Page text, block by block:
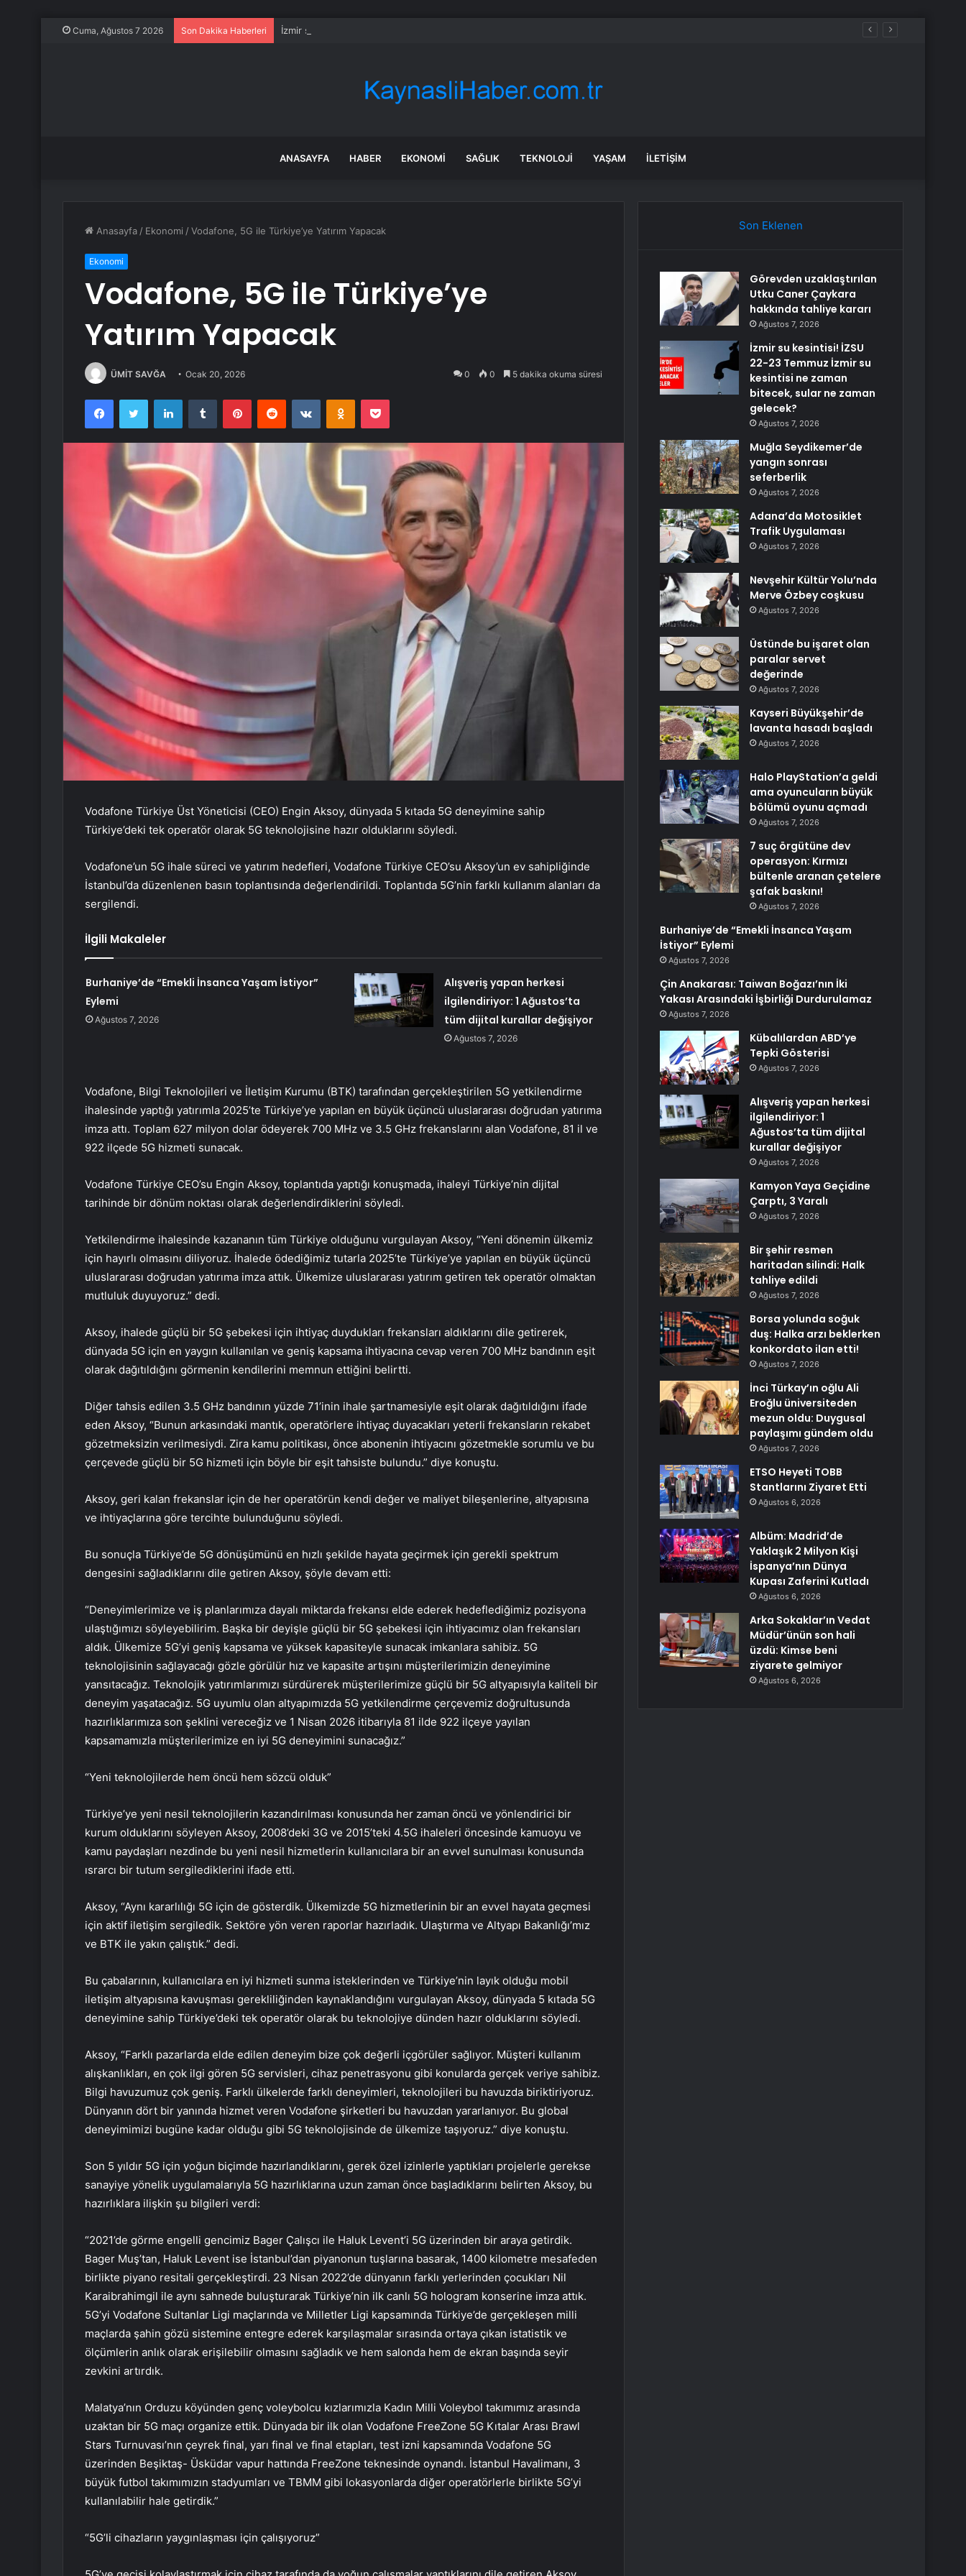
Cuma, Ağustos 7 2026 Son Dakika Haberleri İzmir su kesintisi! İZSU 22-23 Temmuz İzmir su kesintisi ne zaman bitecek, sular ne zaman gelecek?
ANASAYFA HABER EKONOMI SAĞLIK TEKNOLOJI YAŞAM İLETIŞIM
Anasayfa / Ekonomi /Vodafone, 5G ile Türkiye’ye Yatırım Yapacak
Ekonomi
Vodafone, 5G ile Türkiye’ye
Yatırım Yapacak
ÜMİT SAVĞA Ocak 20, 2026 0 0 5 dakika okuma süresi
FacebookTwitter LinkedInTumblr PinterestReddit VKontakteOdnoklassniki
Pocket
Vodafone Türkiye Üst Yöneticisi (CEO) Engin Aksoy, dünyada 5 kıtada 5G deneyimine sahip
Türkiye’deki tek operatör olarak 5G teknolojisine hazır olduklarını söyledi.
Vodafone’un 5G ihale süreci ve yatırım hedefleri, Vodafone Türkiye CEO’su Aksoy’un ev sahipliğinde
İstanbul’da düzenlenen basın toplantısında değerlendirildi. Toplantıda 5G’nin farklı kullanım alanları da
sergilendi.
İlgili Makaleler
Burhaniye’de “Emekli İnsanca Yaşam İstiyor”
Eylemi
Ağustos 7, 2026
Alışveriş yapan herkesi
ilgilendiriyor: 1 Ağustos’ta
tüm dijital kurallar değişiyor
Ağustos 7, 2026
Vodafone, Bilgi Teknolojileri ve İletişim Kurumu (BTK) tarafından gerçekleştirilen 5G yetkilendirme
ihalesinde yaptığı yatırımla 2025’te Türkiye’ye yapılan en büyük üçüncü uluslararası doğrudan yatırıma
imza attı. Toplam 627 milyon dolar ödeyerek 700 MHz ve 3.5 GHz frekanslarını alan Vodafone, 81 il ve
922 ilçede 5G hizmeti sunacak.
Vodafone Türkiye CEO’su Engin Aksoy, toplantıda yaptığı konuşmada, ihaleyi Türkiye’nin dijital
tarihinde bir dönüm noktası olarak değerlendirdiklerini söyledi.
Yetkilendirme ihalesinde kazananın tüm Türkiye olduğunu vurgulayan Aksoy, “Yeni dönemin ülkemiz
için hayırlı olmasını diliyoruz. İhalede ödediğimiz tutarla 2025’te Türkiye’ye yapılan en büyük üçüncü
uluslararası doğrudan yatırıma imza attık. Ülkemize uluslararası yatırım getiren tek operatör olmaktan
mutluluk duyuyoruz.” dedi.
Aksoy, ihalede güçlü bir 5G şebekesi için ihtiyaç duydukları frekansları aldıklarını dile getirerek,
dünyada 5G için en yaygın kullanılan ve geniş kapsama ihtiyacına cevap veren 700 MHz bandının eşit
olarak dağıtıldığını görmenin kendilerini memnun ettiğini belirtti.
Diğer tahsis edilen 3.5 GHz bandının yüzde 71’inin ihale şartnamesiyle eşit olarak dağıtıldığını ifade
eden Aksoy, “Bunun arkasındaki mantık, operatörlere ihtiyaç duyacakları yeterli frekansların rekabet
gözetmeksizin verilmesiydi. Zira kamu politikası, önce abonenin ihtiyacını gözetmekle sorumlu ve bu
çerçevede güçlü bir 5G hizmeti için böyle bir eşit tahsiste bulundu.” diye konuştu.
Aksoy, geri kalan frekanslar için de her operatörün kendi değer ve maliyet bileşenlerine, altyapısına
ve ihtiyaçlarına göre tercihte bulunduğunu söyledi.
Bu sonuçla Türkiye’de 5G dönüşümünü en hızlı şekilde hayata geçirmek için gerekli spektrum
dengesini sağladıklarını dile getiren Aksoy, şöyle devam etti:
“Deneyimlerimize ve iş planlarımıza dayalı miktarda frekansı elde ederek hedeflediğimiz pozisyona
ulaştığımızı söyleyebilirim. Başka bir deyişle güçlü bir 5G şebekesi için ihtiyacımız olan frekansları
aldık. Ülkemize 5G’yi geniş kapsama ve yüksek kapasiteyle sunacak imkanlara sahibiz. 5G
teknolojisinin sağlayacağı gözle görülür hız ve kapasite artışını müşterilerimizin deneyimine
yansıtacağız. Teknolojik yatırımlarımızı sürdürerek müşterilerimize güçlü bir 5G altyapısıyla kaliteli bir
deneyim yaşatacağız. 5G uyumlu olan altyapımızda 5G yetkilendirme çerçevemiz doğrultusunda
hazırlıklarımıza son şeklini vereceğiz ve 1 Nisan 2026 itibarıyla 81 ilde 922 ilçeye yayılan
kapsamamızla müşterilerimize en iyi 5G deneyimini sunacağız.”
“Yeni teknolojilerde hem öncü hem sözcü olduk”
Türkiye’ye yeni nesil teknolojilerin kazandırılması konusunda her zaman öncü ve yönlendirici bir
kurum olduklarını söyleyen Aksoy, 2008’deki 3G ve 2015’teki 4.5G ihaleleri öncesinde kamuoyu ve
kamu paydaşları nezdinde bu yeni nesil hizmetlerin kullanıcılara bir an evvel sunulması konusunda
ısrarcı bir tutum sergilediklerini ifade etti.
Aksoy, “Aynı kararlılığı 5G için de gösterdik. Ülkemizde 5G hizmetlerinin bir an evvel hayata geçmesi
için aktif iletişim sergiledik. Sektöre yön veren raporlar hazırladık. Ulaştırma ve Altyapı Bakanlığı’mız
ve BTK ile yakın çalıştık.” dedi.
Bu çabalarının, kullanıcılara en iyi hizmeti sunma isteklerinden ve Türkiye’nin layık olduğu mobil
iletişim altyapısına kavuşması gerekliliğinden kaynaklandığını vurgulayan Aksoy, dünyada 5 kıtada 5G
deneyimine sahip Türkiye’deki tek operatör olarak bu teknolojiye dünden hazır olduklarını söyledi.
Aksoy, “Farklı pazarlarda elde edilen deneyim bize çok değerli içgörüler sağlıyor. Müşteri kullanım
alışkanlıkları, en çok ilgi gören 5G servisleri, cihaz penetrasyonu gibi konularda gerçek veriye sahibiz.
Bilgi havuzumuz çok geniş. Farklı ülkelerde farklı deneyimleri, teknolojileri bu havuzda biriktiriyoruz.
Dünyanın dört bir yanında hizmet veren Vodafone şirketleri bu havuzdan yararlanıyor. Bu global
deneyimimizi bugüne kadar olduğu gibi 5G teknolojisinde de ülkemize taşıyoruz.” diye konuştu.
Son 5 yıldır 5G için yoğun biçimde hazırlandıklarını, gerek özel izinlerle yaptıkları projelerle gerekse
sanayiye yönelik uygulamalarıyla 5G hazırlıklarına uzun zaman önce başladıklarını belirten Aksoy, bu
hazırlıklara ilişkin şu bilgileri verdi:
“2021’de görme engelli gencimiz Bager Çalışcı ile Haluk Levent’i 5G üzerinden bir araya getirdik.
Bager Muş’tan, Haluk Levent ise İstanbul’dan piyanonun tuşlarına basarak, 1400 kilometre mesafeden
birlikte piyano resitali gerçekleştirdi. 23 Nisan 2022’de dünyanın farklı yerlerinden çocukları Nil
Karaibrahimgil ile aynı sahnede buluşturarak Türkiye’nin ilk canlı 5G hologram konserine imza attık.
5G’yi Vodafone Sultanlar Ligi maçlarında ve Milletler Ligi kapsamında Türkiye’de gerçekleşen milli
maçlarda şahin gözü sistemine entegre ederek karşılaşmalar sırasında ortaya çıkan istatistik ve
ölçümlerin anlık olarak erişilebilir olmasını sağladık ve hem salonda hem de ekran başında seyir
zevkini artırdık.
Malatya’nın Orduzu köyünden genç voleybolcu kızlarımızla Kadın Milli Voleybol takımımız arasında
uzaktan bir 5G maçı organize ettik. Dünyada bir ilk olan Vodafone FreeZone 5G Kıtalar Arası Brawl
Stars Turnuvası’nın çeyrek final, yarı final ve final etapları, test izni kapsamında Vodafone 5G
üzerinden Beşiktaş- Üsküdar vapur hattında FreeZone teknesinde oynandı. İstanbul Havalimanı, 3
büyük futbol takımımızın stadyumları ve TBMM gibi lokasyonlarda diğer operatörlerle birlikte 5G’yi
kullanılabilir hale getirdik.”
“5G’li cihazların yaygınlaşması için çalışıyoruz”
Son Eklenen
Görevden uzaklaştırılan
Utku Caner Çaykara
hakkında tahliye kararı
Ağustos 7, 2026
İzmir su kesintisi! İZSU
22-23 Temmuz İzmir su
kesintisi ne zaman
bitecek, sular ne zaman
gelecek?
Ağustos 7, 2026
Muğla Seydikemer’de
yangın sonrası
seferberlik
Ağustos 7, 2026
Adana’da Motosiklet
Trafik Uygulaması
Ağustos 7, 2026
Nevşehir Kültür Yolu’nda
Merve Özbey coşkusu
Ağustos 7, 2026
Üstünde bu işaret olan
paralar servet
değerinde
Ağustos 7, 2026
Kayseri Büyükşehir’de
lavanta hasadı başladı
Ağustos 7, 2026
Halo PlayStation’a geldi
ama oyuncuların büyük
bölümü oyunu açmadı
Ağustos 7, 2026
7 suç örgütüne dev
operasyon: Kırmızı
bültenle aranan çetelere
şafak baskını!
Ağustos 7, 2026
Burhaniye’de “Emekli İnsanca Yaşam
İstiyor” Eylemi
Ağustos 7, 2026
Çin Anakarası: Taiwan Boğazı’nın İki
Yakası Arasındaki İşbirliği Durdurulamaz
Ağustos 7, 2026
Kübalılardan ABD’ye
Tepki Gösterisi
Ağustos 7, 2026
Alışveriş yapan herkesi
ilgilendiriyor: 1
Ağustos’ta tüm dijital
kurallar değişiyor
Ağustos 7, 2026
Kamyon Yaya Geçidine
Çarptı, 3 Yaralı
Ağustos 7, 2026
Bir şehir resmen
haritadan silindi: Halk
tahliye edildi
Ağustos 7, 2026
Borsa yolunda soğuk
duş: Halka arzı beklerken
konkordato ilan etti!
Ağustos 7, 2026
İnci Türkay’ın oğlu Ali
Eroğlu üniversiteden
mezun oldu: Duygusal
paylaşımı gündem oldu
Ağustos 7, 2026
ETSO Heyeti TOBB
Stantlarını Ziyaret Etti
Ağustos 6, 2026
Albüm: Madrid’de
Yaklaşık 2 Milyon Kişi
İspanya’nın Dünya
Kupası Zaferini Kutladı
Ağustos 6, 2026
Arka Sokaklar’ın Vedat
Müdür’ünün son hali
üzdü: Kimse beni
ziyarete gelmiyor
Ağustos 6, 2026